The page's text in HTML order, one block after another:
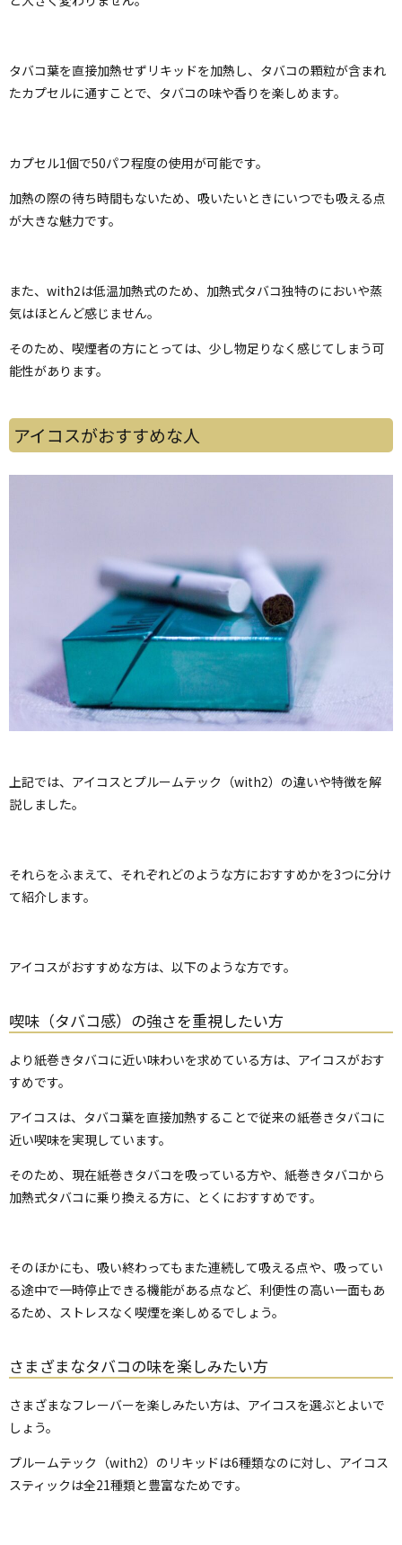
タバコ葉を直接加熱せずリキッドを加熱し、タバコの顆粒が含まれ
たカプセルに通すことで、タバコの味や香りを楽しめます。
カプセル1個で50パフ程度の使用が可能です。
加熱の際の待ち時間もないため、吸いたいときにいつでも吸える点
が大きな魅力です。
また、with2は低温加熱式のため、加熱式タバコ独特のにおいや蒸
気はほとんど感じません。
そのため、喫煙者の方にとっては、少し物足りなく感じてしまう可
能性があります。
アイコスがおすすめな人
上記では、アイコスとプルームテック（with2）の違いや特徴を解
説しました。
それらをふまえて、それぞれどのような方におすすめかを3つに分け
て紹介します。
アイコスがおすすめな方は、以下のような方です。
喫味（タバコ感）の強さを重視したい方
より紙巻きタバコに近い味わいを求めている方は、アイコスがおす
すめです。
アイコスは、タバコ葉を直接加熱することで従来の紙巻きタバコに
近い喫味を実現しています。
そのため、現在紙巻きタバコを吸っている方や、紙巻きタバコから
加熱式タバコに乗り換える方に、とくにおすすめです。
そのほかにも、吸い終わってもまた連続して吸える点や、吸ってい
る途中で一時停止できる機能がある点など、利便性の高い一面もあ
るため、ストレスなく喫煙を楽しめるでしょう。
さまざまなタバコの味を楽しみたい方
さまざまなフレーバーを楽しみたい方は、アイコスを選ぶとよいで
しょう。
プルームテック（with2）のリキッドは6種類なのに対し、アイコス
スティックは全21種類と豊富なためです。